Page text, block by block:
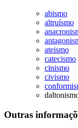
abismo
altruísmo
ateismo
catecismo
cinismo
civismo
Outras